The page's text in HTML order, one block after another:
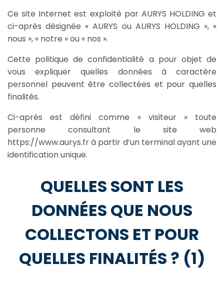
Ce site Internet est exploité par AURYS HOLDING et
ci-après désignée « AURYS ou AURYS HOLDING », «
nous », « notre » ou « nos ».
Cette politique de confidentialité a pour objet de
vous expliquer quelles données à caractère
personnel peuvent être collectées et pour quelles
finalités.
Ci-après est défini comme « visiteur » toute
personne consultant le site web
https://www.aurys.frà partir d’un terminal ayant une
identification unique.
QUELLES SONT LES
DONNÉES QUE NOUS
COLLECTONS ET POUR
QUELLES FINALITÉS ? (1)